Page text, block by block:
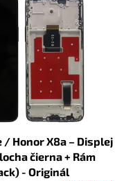
/ Honor X8a – Displej
čierna + Rám
- Originál